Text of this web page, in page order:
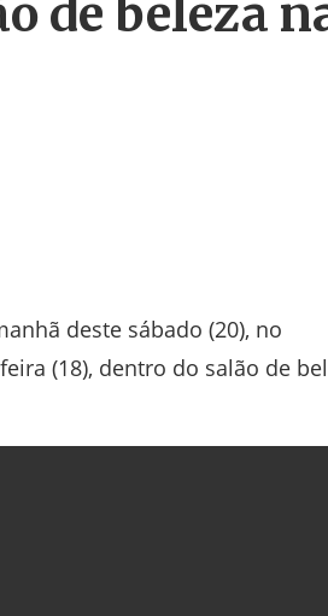
de beleza
deste sábado (20), no
(18), dentro do salão de